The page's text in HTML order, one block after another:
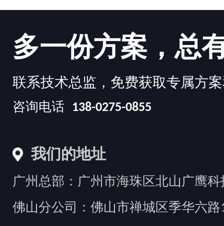
多一份方案，总
联系技术总监，免费获取专属方
咨询电话 138-0275-0855
我们的地址
广州总部：广州市海珠区北山广鹰科
佛山分公司：佛山市禅城区季华六路